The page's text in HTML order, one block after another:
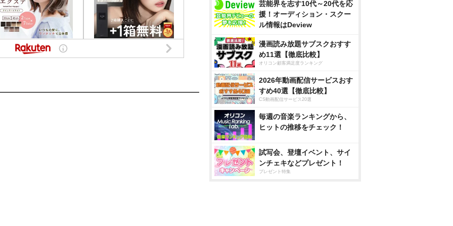
芸能界を志す10代～20代を応
援！オーディション・スクー
ル情報はDeview
漫画読み放題サブスクおすす
め11選【徹底比較】
オリコン顧客満足度ランキング
2026年動画配信サービスおす
すめ40選【徹底比較】
CS動画配信サービス20選
毎週の音楽ランキングから、
ヒットの推移をチェック！
試写会、登壇イベント、サイ
ンチェキなどプレゼント！
プレゼント特集